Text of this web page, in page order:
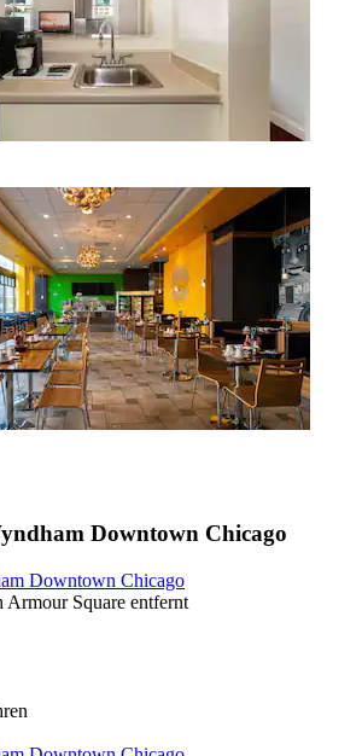
Downtown Chicago
Downtown Chicago
Square entfernt